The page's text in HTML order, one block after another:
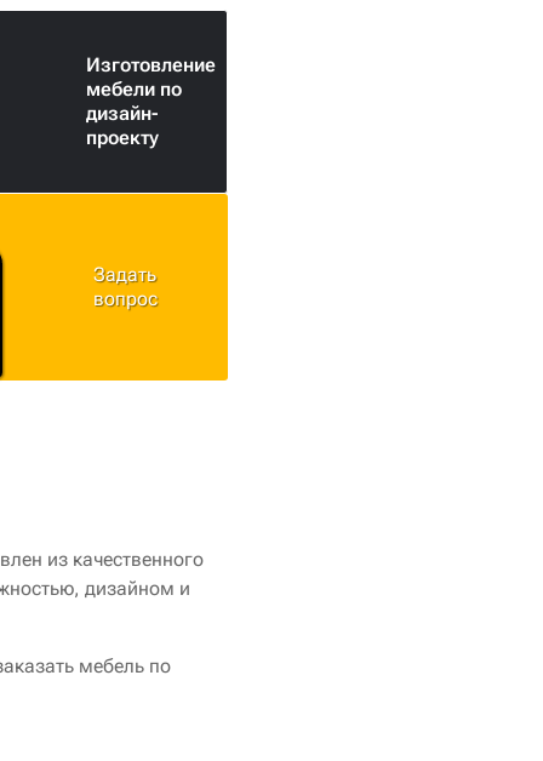
Изготовление
мебели по
дизайн-
проекту
Задать
вопрос
из качественного
дизайном и
мебель по